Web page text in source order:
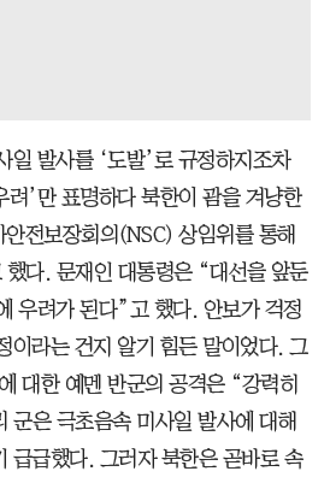
일 발사를 ‘도발’로 규정하지조차
려’만 표명하다 북한이 괌을 겨냥한
전보장회의(NSC) 상임위를 통해
했다. 문재인 대통령은 “대선을 앞둔
우려가 된다”고 했다. 안보가 걱정
이라는 건지 알기 힘든 말이었다. 그
대한 예멘 반군의 공격은 “강력히
군은 극초음속 미사일 발사에 대해
급급했다. 그러자 북한은 곧바로 속